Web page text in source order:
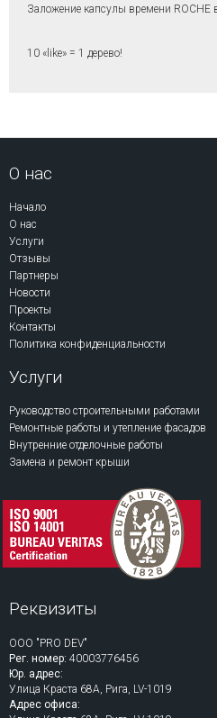
Заложение капсулы времени ROCHE
10 «like» = 1 дерево!
О нас
Начало
О нас
Услуги
Отзывы
Партнеры
Новости
Проекты
Контакты
Политика конфиденциальности
Услуги
Руководство строительными работами
Ремонтные работы и утепление фасадов
Внутренние отделочные работы
Замена и ремонт крыши
Реквизиты
ООО "PRO DEV"
Рег. номер: 40003776456
Юр. адрес:
Улица Краста 68A, Рига, LV-1019
Адрес офиса: